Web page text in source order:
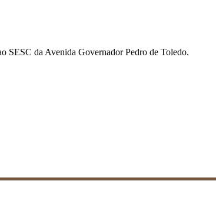
SESC da Avenida Governador Pedro de Toledo.